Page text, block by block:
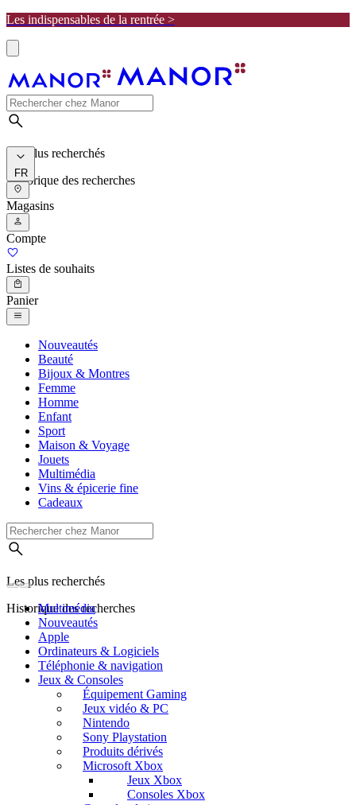
Les indispensables de la rentrée >
Les plus recherchés
Historique des recherches
FR
Magasins
Compte
Listes de souhaits
Panier
Nouveautés
Beauté
Bijoux & Montres
Femme
Homme
Enfant
Sport
Maison & Voyage
Jouets
Multimédia
Vins & épicerie fine
Cadeaux
Les plus recherchés
Historique des recherches
Multimédia
Nouveautés
Apple
Ordinateurs & Logiciels
Téléphonie & navigation
Jeux & Consoles
Équipement Gaming
Jeux vidéo & PC
Nintendo
Sony Playstation
Produits dérivés
Microsoft Xbox
Jeux Xbox
Consoles Xbox